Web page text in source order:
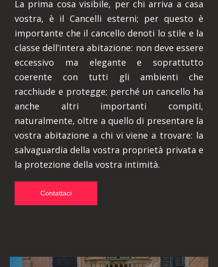
La prima cosa visibile, per chi arriva a casa
vostra, è il Cancelli esterni; per questo è
importante che il cancello denoti lo stile e la
classe dell’intera abitazione: non deve essere
eccessivo ma elegante e soprattutto
coerente con tutti gli ambienti che
racchiude e protegge; perché un cancello ha
anche altri importanti compiti,
naturalmente, oltre a quello di presentare la
vostra abitazione a chi vi viene a trovare: la
salvaguardia della vostra proprietà privata e
la protezione della vostra intimità.
Contattaci